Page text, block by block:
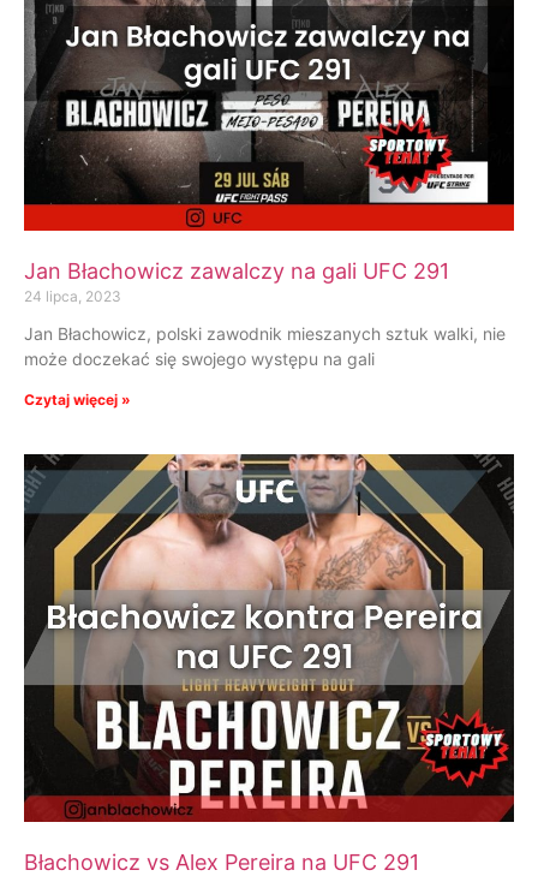
Jan Błachowicz zawalczy na gali UFC 291
24 lipca, 2023
Jan Błachowicz, polski zawodnik mieszanych sztuk walki, nie
może doczekać się swojego występu na gali
Czytaj więcej »
Błachowicz vs Alex Pereira na UFC 291